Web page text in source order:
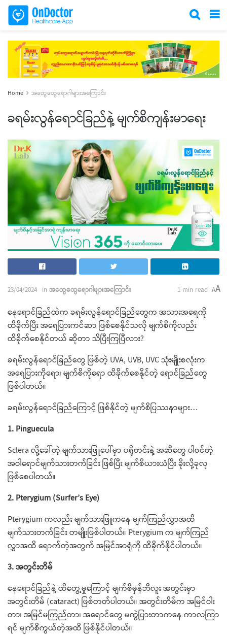
Home အထွေထွေရောဂါများအကြောင်း
ခရမ်းလွန်ရောင်ခြည်နဲ့ မျက်စိကျန်းမာရေး
23/04/2024 in အထွေထွေရောဂါများအကြောင်း 1 min read AA
နေရောင်ခြည်ထဲက ခရမ်းလွန်ရောင်ခြည်တွေက အသားအရေကို
ထိခိုက်ပြီး အရေပြားကင်ဆာ ဖြစ်စေနိုင်သလို မျက်စိကိုလည်း
ထိခိုက်စေနိုင်တယ် ဆိုတာ သိပြီးကြပြီလား?
ခရမ်းလွန်ရောင်ခြည်တွေ ဖြစ်တဲ့ UVA, UVB, UVC သုံးမျိုးစလုံးက
အရေပြားကိုရော၊ မျက်စိကိုရော ထိခိုက်စေနိုင်တဲ့ ရောင်ခြည်တွေ
ဖြစ်ပါတယ်။
ခရမ်းလွန်ရောင်ခြည်ကြောင့် ဖြစ်နိုင်တဲ့ မျက်စိပြဿနာများ…
1. Pinguecula
Sclera လို့ခေါ်တဲ့ မျက်သားဖြူပေါ်မှာ ပရိုတင်းနဲ့ အဆီတွေ ပါဝင်တဲ့
အဝါရောင်မျက်သားတက်ခြင်း ဖြစ်ပြီး မျက်စိယားယံပြီး ခိုးလို့ခုလု
ဖြစ်စေပါတယ်။
2. Pterygium (Surfer’s Eye)
Pterygium ကလည်း မျက်သားဖြူကနေ မျက်ကြည်လွှာအထိ
မျက်သားတက်ခြင်း တမျိုးဖြစ်ပါတယ်။ Pterygium က မျက်ကြည်
လွှာအထိ ရောက်တဲ့အတွက် အမြင်အာရုံကို ထိခိုက်နိုင်ပါတယ်။
3. အတွင်းတိမ်
နေရောင်ခြည်နဲ့ ထိတွေ့မှုကြောင့် မျက်စိမှန်ဘီလူး အတွင်းမှာ
အတွင်းတိမ် (cataract) ဖြစ်တတ်ပါတယ်။ အတွင်းတိမ်က အမြင်ဝါး
တာ၊ အမြင်မကြည်တာ၊ အရောင်တွေ မကွဲပြားတာကနေ ကာလကြာ
ရင် မျက်စိကွယ်တဲ့အထိ ဖြစ်နိုင်ပါတယ်။